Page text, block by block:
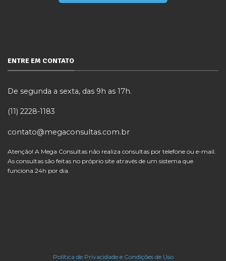
ENTRE EM CONTATO
De segunda a sexta, das 9h as 17h.
(11) 2228-1183
contato@megaconsultas.com.br
Atenção! A Mega Consultas não realiza consultas por telefone ou e-mail.
As consultas são feitas no próprio site através de um sistema que
funciona 24h por dia.
Política de Privacidade e Condições de Uso